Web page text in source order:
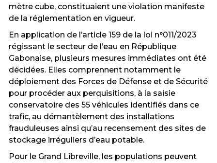
mètre cube, constituaient une violation manifeste
de la réglementation en vigueur.
En application de l’article 159 de la loi n°011/2023
régissant le secteur de l’eau en République
Gabonaise, plusieurs mesures immédiates ont été
décidées. Elles comprennent notamment le
déploiement des Forces de Défense et de Sécurité
pour procéder aux perquisitions, à la saisie
conservatoire des 55 véhicules identifiés dans ce
trafic, au démantèlement des installations
frauduleuses ainsi qu’au recensement des sites de
stockage irréguliers d’eau potable.
Pour le Grand Libreville, les populations peuvent